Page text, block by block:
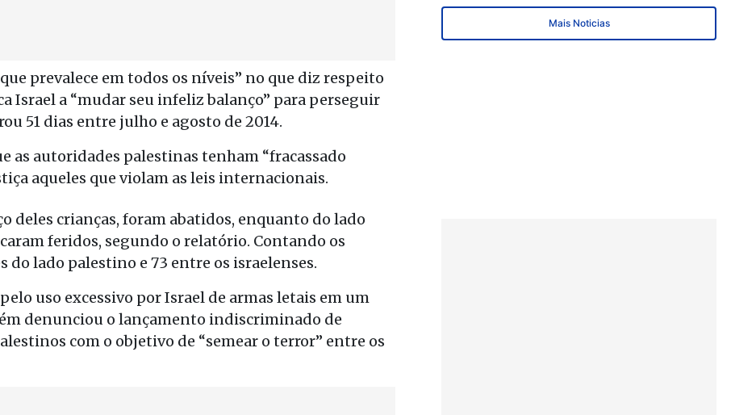
prevalece em todos os níveis” no que diz respeito
Israel a “mudar seu infeliz balanço” para perseguir
51 dias entre julho e agosto de 2014.
as autoridades palestinas tenham “fracassado
aqueles que violam as leis internacionais.
deles crianças, foram abatidos, enquanto do lado
feridos, segundo o relatório. Contando os
do lado palestino e 73 entre os israelenses.
uso excessivo por Israel de armas letais em um
denunciou o lançamento indiscriminado de
com o objetivo de “semear o terror” entre os